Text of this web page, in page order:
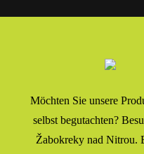
Möchten Sie unsere
selbst begutachten?
Žabokreky nad Nitrou.